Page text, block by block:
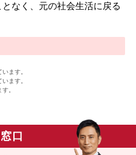
なく、元の社会生活に戻る
ます。
ます。
。
口